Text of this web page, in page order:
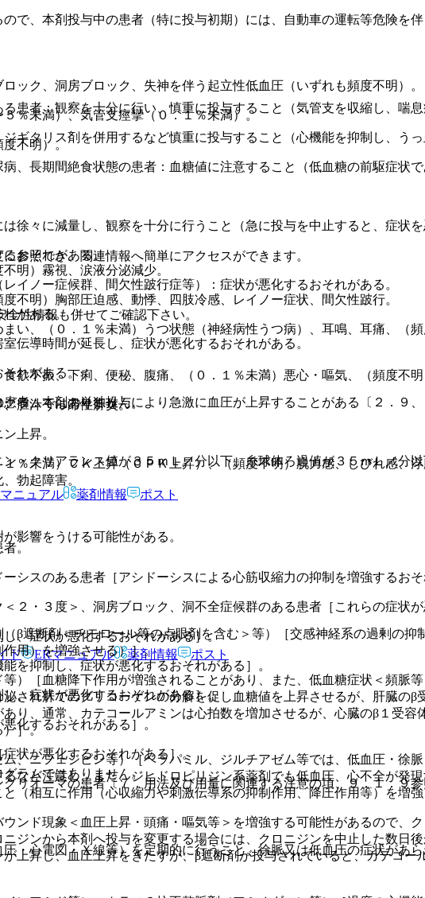
、本剤投与中の患者（特に投与初期）には、自動車の運転等危険を伴
患者：観察を十分に行い、慎重に投与すること（気管支を収縮し、喘息
ギタリス剤を併用するなど慎重に投与すること（心機能を抑制し、うっ
、長期間絶食状態の患者：血糖値に注意すること（低血糖の前駆症状
々に減量し、観察を十分に行うこと（急に投与を中止すると、症状を
おそれがある。
ノー症候群、間欠性跛行症等）：症状が悪化するおそれがある。
がある。
導時間が延長し、症状が悪化するおそれがある。
れがある。
：本剤の単独投与により急激に血圧が上昇することがある〔２．９
・クリアランス値が３５ｍＬ／分以下、糸球体ろ過値が３５ｍＬ／分
影響をうける可能性がある。
遮断剤＜チモロール等の点眼剤を含む＞等）［交感神経系の過剰の抑
用）を増強させる）］。
）［血糖降下作用が増強されることがあり、また、低血糖症状＜頻脈
され肝でのグリコーゲンの分解を促し血糖値を上昇させるが、肝臓の
り、通常、カテコールアミンは心拍数を増加させるが、心臓のβ１受
］。
、ニフェジピン等）［ベラパミル、ジルチアゼム等では、低血圧・徐
など注意し、また、ジヒドロピリジン系薬剤でも低血圧、心不全が発
（相互に作用（心収縮力や刺激伝導系の抑制作用、降圧作用等）を増強
ンド現象＜血圧上昇・頭痛・嘔気等＞を増強する可能性があるので、
ジンから本剤へ投与を変更する場合には、クロニジンを中止した数日
上昇し、血圧上昇をきたすが、β遮断剤が投与されていると、カテコ
ック、洞房ブロック、失神を伴う起立性低血圧（いずれも頻度不明）。
％未満）、気管支痙攣（０．１％未満）。
不明）。
明）霧視、涙液分泌減少。
不明）胸部圧迫感、動悸、四肢冷感、レイノー症状、間欠性跛行。
い、（０．１％未満）うつ状態（神経病性うつ病）、耳鳴、耳痛、（
欲不振、下痢、便秘、腹痛、（０．１％未満）悪心・嘔気、（頻度不明
胆汁うっ滞性肝炎。
上昇。
未満）ＣＫ上昇（ＣＰＫ上昇）、（頻度不明）脱力感、しびれ感、
勃起障害。
。
スのある患者［アシドーシスによる心筋収縮力の抑制を増強するおそ
２・３度＞、洞房ブロック、洞不全症候群のある患者［これらの症状が
、症状が悪化するおそれがある］。
を抑制し、症状が悪化するおそれがある］。
、症状が悪化するおそれがある］。
化するおそれがある］。
状が悪化するおそれがある］。
リオーマの患者〔７．用法及び用量に関連する注意の項、９．１．９参
・心電図・Ｘ線等）を定期的に行うこと。徐脈又は低血圧の症状があ
参照でき、関連情報へ簡単にアクセスができます。
性情報も併せてご確認下さい。
ラムではありません。
ニュアル 薬剤情報 ポスト
ド ERマニュアル 薬剤情報 ポスト
ラムではありません。